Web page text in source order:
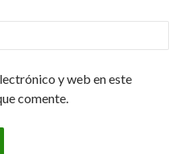
y web en este
comente.